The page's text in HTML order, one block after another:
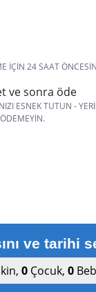
IÇIN 24 SAAT
ve sonra öde
ESNEK TUTUN -
ve tarihi
, 0Çocuk, 0